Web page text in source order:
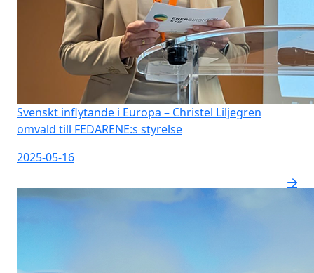
Svenskt inflytande i Europa – Christel Liljegren
omvald till FEDARENE:s styrelse
2025-05-16